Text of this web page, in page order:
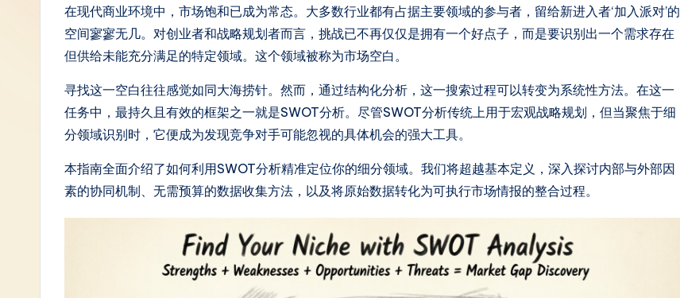
m
fi
在现代商业环境中，市场饱和已成为常态。大多数行业都有占据主要领域的参与者，留给新进入者‘加入派对’的
空间寥寥无几。对创业者和战略规划者而言，挑战已不再仅仅是拥有一个好点子，而是要识别出一个需求存在
但供给未能充分满足的特定领域。这个领域被称为市场空白。
寻找这一空白往往感觉如同大海捞针。然而，通过结构化分析，这一搜索过程可以转变为系统性方法。在这一
任务中，最持久且有效的框架之一就是SWOT分析。尽管SWOT分析传统上用于宏观战略规划，但当聚焦于细
分领域识别时，它便成为发现竞争对手可能忽视的具体机会的强大工具。
本指南全面介绍了如何利用SWOT分析精准定位你的细分领域。我们将超越基本定义，深入探讨内部与外部因
素的协同机制、无需预算的数据收集方法，以及将原始数据转化为可执行市场情报的整合过程。